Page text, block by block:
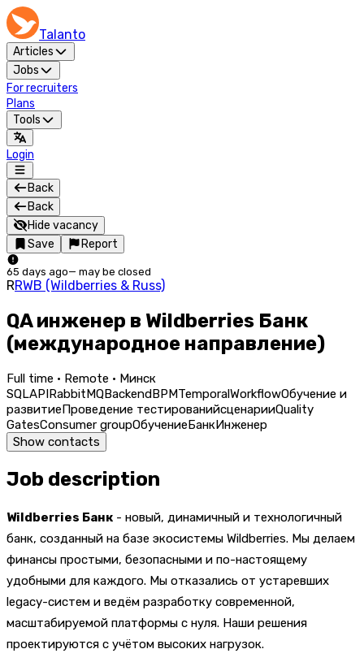
Talanto
Articles
Jobs
For recruiters
Plans
Tools
Login
Back
Back
Hide vacancy
Save
Report
65 days ago— may be closed
RRWB (Wildberries & Russ)
QA инженер в Wildberries Банк
(международное направление)
Full time · Remote · Минск
SQLAPIRabbitMQBackendBPMTemporalWorkflowОбучение и
развитиеПроведение тестированийсценарииQuality
GatesConsumer groupОбучениеБанкИнженер
Show contacts
Job description
Wildberries Банк - новый, динамичный и технологичный
банк, созданный на базе экосистемы Wildberries. Мы делаем
финансы простыми, безопасными и по-настоящему
удобными для каждого. Мы отказались от устаревших
legacy-систем и ведём разработку современной,
масштабируемой платформы с нуля. Наши решения
проектируются с учётом высоких нагрузок.